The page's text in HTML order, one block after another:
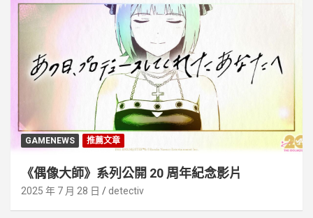
GAMENEWS 推薦文章
《偶像大師》系列公開 20 周年紀念影片
2025 年 7 月 28 日 detectiv